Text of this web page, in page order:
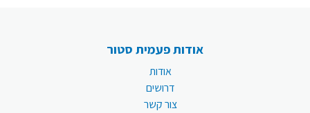
אודות פעמית סטור
אודות
דרושים
צור קשר